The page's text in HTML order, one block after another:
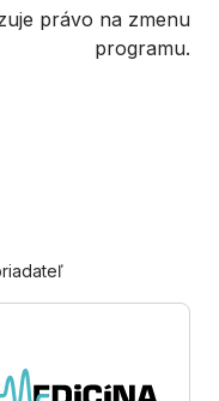
právo na zmenu
programu.